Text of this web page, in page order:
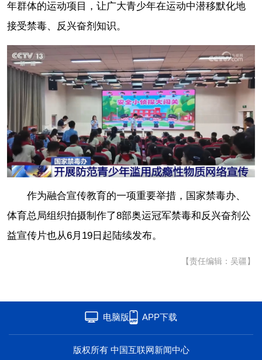
年群体的运动项目，让广大青少年在运动中潜移默化地
接受禁毒、反兴奋剂知识。
作为融合宣传教育的一项重要举措，国家禁毒办、
体育总局组织拍摄制作了8部奥运冠军禁毒和反兴奋剂公
益宣传片也从6月19日起陆续发布。
【责任编辑：吴疆】
电脑版 APP下载
版权所有 中国互联网新闻中心